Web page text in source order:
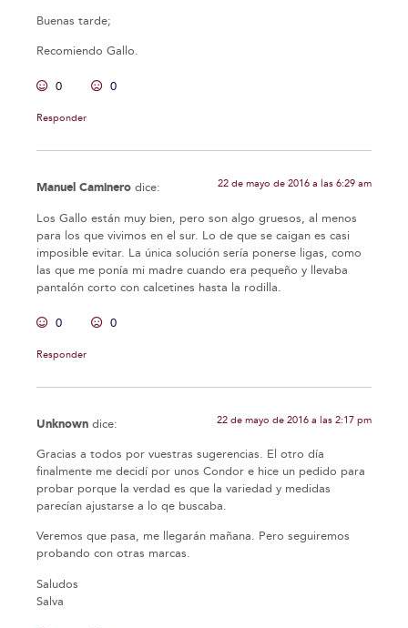
Buenas tarde;
Recomiendo Gallo.
0 0
Responder
Manuel Caminero dice: 22 de mayo de 2016 a las 6:29 am
Los Gallo están muy bien, pero son algo gruesos, al menos
para los que vivimos en el sur. Lo de que se caigan es casi
imposible evitar. La única solución sería ponerse ligas, como
las que me ponía mi madre cuando era pequeño y llevaba
pantalón corto con calcetines hasta la rodilla.
0 0
Responder
Unknown dice: 22 de mayo de 2016 a las 2:17 pm
Gracias a todos por vuestras sugerencias. El otro día
finalmente me decidí por unos Condor e hice un pedido para
probar porque la verdad es que la variedad y medidas
parecían ajustarse a lo qe buscaba.
Veremos que pasa, me llegarán mañana. Pero seguiremos
probando con otras marcas.
Saludos
Salva